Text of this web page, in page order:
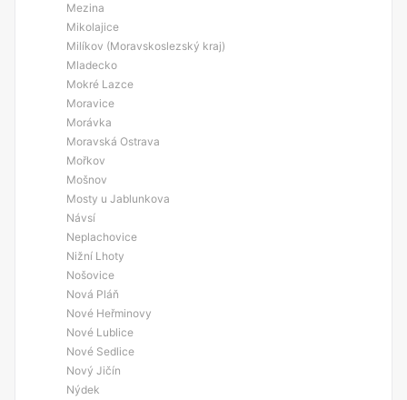
Mezina
Mikolajice
Milíkov (Moravskoslezský kraj)
Mladecko
Mokré Lazce
Moravice
Morávka
Moravská Ostrava
Mořkov
Mošnov
Mosty u Jablunkova
Návsí
Neplachovice
Nižní Lhoty
Nošovice
Nová Pláň
Nové Heřminovy
Nové Lublice
Nové Sedlice
Nový Jičín
Nýdek